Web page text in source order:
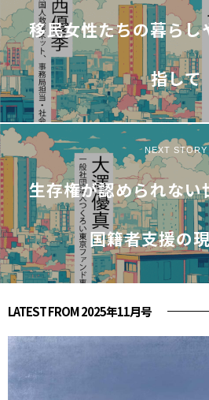
移民女性たちの暮らし
指して
NEXT STORY
生存権が認められない
国籍者支援の
LATEST FROM 2025年11月号